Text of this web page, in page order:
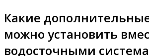
Какие
можно установить
водосточными